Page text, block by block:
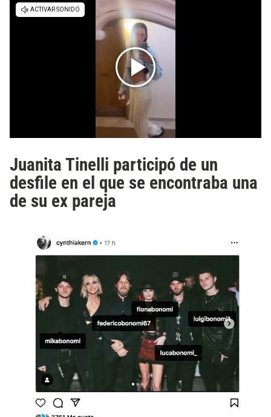
Juanita Tinelli participó de un
desfile en el que se encontraba una
de su ex pareja